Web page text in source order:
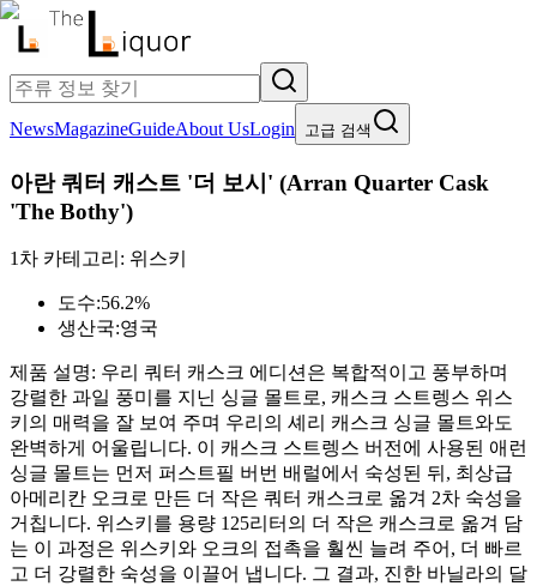
NewsMagazineGuideAbout UsLogin 고급 검색
아란 쿼터 캐스트 '더 보시' (Arran Quarter Cask
'The Bothy')
1차 카테고리: 위스키
도수:56.2%
생산국:영국
제품 설명: 우리 쿼터 캐스크 에디션은 복합적이고 풍부하며
강렬한 과일 풍미를 지닌 싱글 몰트로, 캐스크 스트렝스 위스
키의 매력을 잘 보여 주며 우리의 셰리 캐스크 싱글 몰트와도
완벽하게 어울립니다. 이 캐스크 스트렝스 버전에 사용된 애런
싱글 몰트는 먼저 퍼스트필 버번 배럴에서 숙성된 뒤, 최상급
아메리칸 오크로 만든 더 작은 쿼터 캐스크로 옮겨 2차 숙성을
거칩니다. 위스키를 용량 125리터의 더 작은 캐스크로 옮겨 담
는 이 과정은 위스키와 오크의 접촉을 훨씬 늘려 주어, 더 빠르
고 더 강렬한 숙성을 이끌어 냅니다. 그 결과, 진한 바닐라의 달